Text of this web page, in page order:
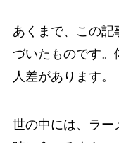
あくまで、この記
づいたものです。
人差があります。
世の中には、ラー